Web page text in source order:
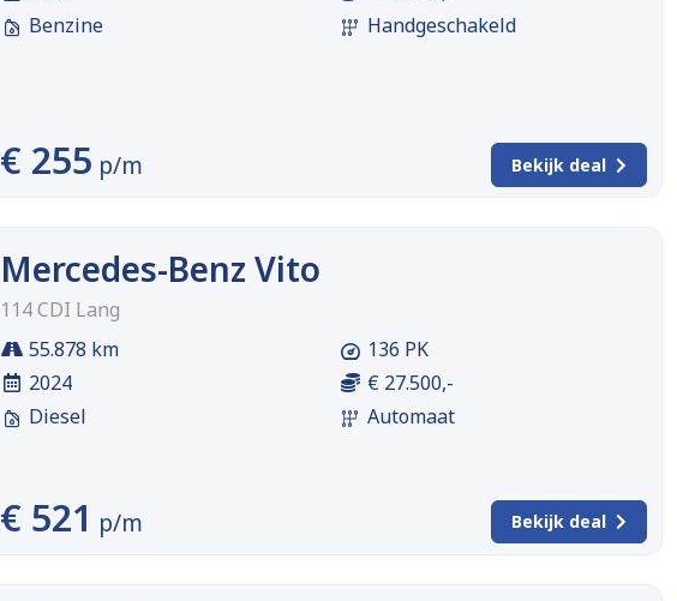
Benzine
Handgeschakeld
€ 255 p/m Bekijk deal
Mercedes-Benz Vito
114 CDI Lang
55.878 km
2024
Diesel
136 PK
€ 27.500,-
Automaat
€ 521 p/m Bekijk deal